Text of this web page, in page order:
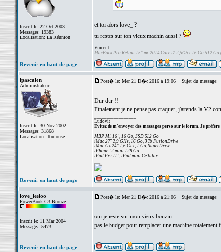
Inscrit le: 22 Oct 2003
Messages: 19383
Localisation: La Réunion
et toi alors love_ ?
tu restes sur ton vieux machin aussi ?
Vincent
MacBook Pro Retina 15" mi-2014 Core i7 2,5GHz 16 Go 512 Go
Revenir en haut de page
lpascalon
Administrateur
Inscrit le: 30 Nov 2002
Messages: 31868
Localisation: Toulouse
Post� le: Mer 21 D�c 2016 à 19:06 Sujet du message:
Dur dur !!
Finalement je ne pense pas craquer, j'attends la V2
Ludovic
Evitez de m'envoyer des messages perso sur le forum. Je préfère
MBP M1 16", 16 Go, SSD 512 Go
iMac 27" 2,9 GHz, 16 Go, 3 To FusionDrive
iMac G4 24" 1,6 Ghz, 1 Go, SuperDrive
iPhone 12 mini 128 Go
iPad Pro 11", iPad mini Cellular...
Revenir en haut de page
love_leeloo
PowerBook G3 Bronze
Inscrit le: 11 Mar 2004
Messages: 5473
Post� le: Mer 21 D�c 2016 à 21:06 Sujet du message:
oui je reste sur mon vieux bouzin
pas le budget pour remplacer une machine totalement
Revenir en haut de page